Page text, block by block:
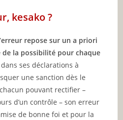
kesako ?
repose sur un a priori
la possibilité pour chaque
ses déclarations à
une sanction dès le
pouvant rectifier –
d’un contrôle – son erreur
de bonne foi et pour la